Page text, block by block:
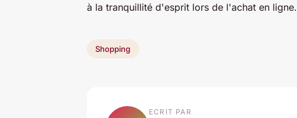
à la tranquillité d'esprit lors de l'achat en ligne.
Shopping
ECRIT PAR